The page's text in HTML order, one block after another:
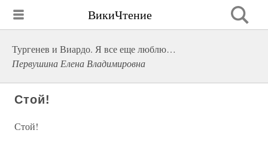
ВикиЧтение
Тургенев и Виардо. Я все еще люблю…
Первушина Елена Владимировна
Стой!
Стой!